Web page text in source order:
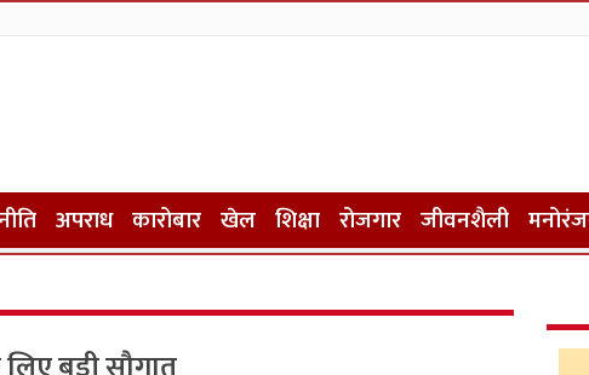
अपराध कारोबार खेल शिक्षा रोजगार जीवनशैली